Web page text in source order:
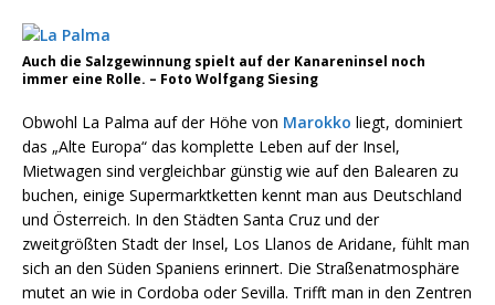
Auch die Salzgewinnung spielt auf der Kanareninsel noch
immer eine Rolle. – Foto Wolfgang Siesing
Obwohl La Palma auf der Höhe von Marokko liegt, dominiert
das „Alte Europa“ das komplette Leben auf der Insel,
Mietwagen sind vergleichbar günstig wie auf den Balearen zu
buchen, einige Supermarktketten kennt man aus Deutschland
und Österreich. In den Städten Santa Cruz und der
zweitgrößten Stadt der Insel, Los Llanos de Aridane, fühlt man
sich an den Süden Spaniens erinnert. Die Straßenatmosphäre
mutet an wie in Cordoba oder Sevilla. Trifft man in den Zentren